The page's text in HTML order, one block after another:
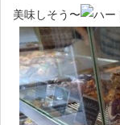
美味しそう〜